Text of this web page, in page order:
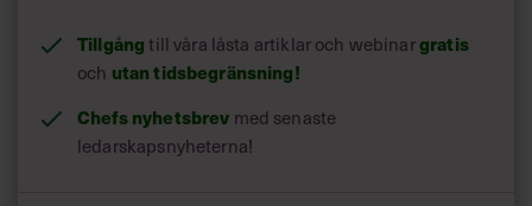
Tillgång till våra låsta artiklar och webinargratis
och utan tidsbegränsning!
Chefs nyhetsbrev med senaste
ledarskapsnyheterna!